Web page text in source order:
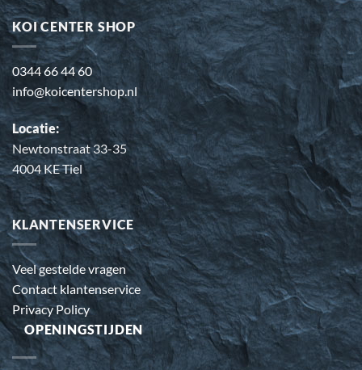
KOI CENTER SHOP
0344 66 44 60
info@koicentershop.nl
Locatie:
Newtonstraat 33-35
4004 KE Tiel
KLANTENSERVICE
Veel gestelde vragen
Contact klantenservice
Privacy Policy
OPENINGSTIJDEN